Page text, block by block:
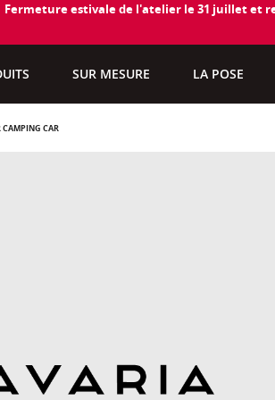
Fermeture estivale de l'atelier le 31 juillet et
SUR MESURE LA POSE
CAMPING CAR